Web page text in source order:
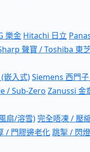
樂金 Hitachi 日立
聲寶 / Toshiba 東
嵌入式)Siemens 西門
/ Sub-Zero Zanussi 金
扇/溶雪)完全唔凍 / 壓
/ 門膠邊老化跳掣 / 閃